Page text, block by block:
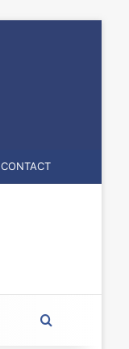
CONTACT